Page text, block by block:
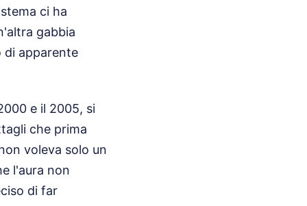
ci ha
gabbia
di apparente
e il 2005, si
che prima
voleva solo un
l'aura non
di far